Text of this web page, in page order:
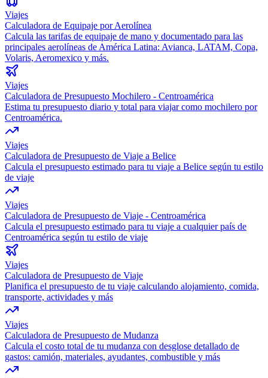
Viajes
Calculadora de Equipaje por Aerolínea
Calcula las tarifas de equipaje de mano y documentado para las
principales aerolíneas de América Latina: Avianca, LATAM, Copa,
Volaris, Aeromexico y más.
Viajes
Calculadora de Presupuesto Mochilero - Centroamérica
Estima tu presupuesto diario y total para viajar como mochilero por
Centroamérica.
Viajes
Calculadora de Presupuesto de Viaje a Belice
Calcula el presupuesto estimado para tu viaje a Belice según tu estilo
de viaje
Viajes
Calculadora de Presupuesto de Viaje - Centroamérica
Calcula el presupuesto estimado para tu viaje a cualquier país de
Centroamérica según tu estilo de viaje
Viajes
Calculadora de Presupuesto de Viaje
Planifica el presupuesto de tu viaje calculando alojamiento, comida,
transporte, actividades y más
Viajes
Calculadora de Presupuesto de Mudanza
Calcula el costo total de tu mudanza con desglose detallado de
gastos: camión, materiales, ayudantes, combustible y más